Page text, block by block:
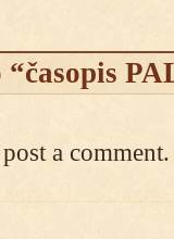
“časopis
a comment.